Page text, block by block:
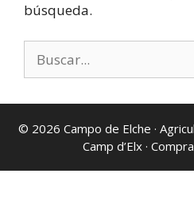
búsqueda.
© 2026 Campo de Elche ·
Camp d’Elx ·